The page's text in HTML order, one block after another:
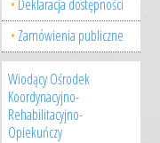
Deklaracja dostępności
Zamówienia publiczne
Wiodący Ośrodek
Koordynacyjno-
Rehabilitacyjno-
Opiekuńczy